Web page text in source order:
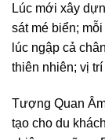
Lúc mới xây
sát mé biển;
lúc ngập cả
thiên nhiên; vị
Tượng Quan
tạo cho du